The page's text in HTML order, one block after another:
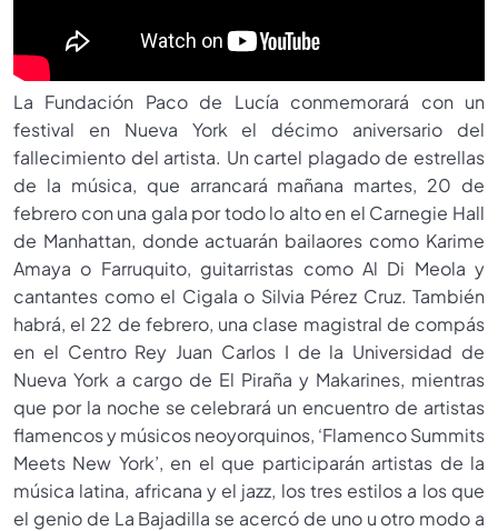
La Fundación Paco de Lucía conmemorará con un
festival en Nueva York el décimo aniversario del
fallecimiento del artista. Un cartel plagado de estrellas
de la música, que arrancará mañana martes, 20 de
febrero con una gala por todo lo alto en el Carnegie Hall
de Manhattan, donde actuarán bailaores como Karime
Amaya o Farruquito, guitarristas como Al Di Meola y
cantantes como el Cigala o Silvia Pérez Cruz. También
habrá, el 22 de febrero, una clase magistral de compás
en el Centro Rey Juan Carlos I de la Universidad de
Nueva York a cargo de El Piraña y Makarines, mientras
que por la noche se celebrará un encuentro de artistas
flamencos y músicos neoyorquinos, ‘Flamenco Summits
Meets New York’, en el que participarán artistas de la
música latina, africana y el jazz, los tres estilos a los que
el genio de La Bajadilla se acercó de uno u otro modo a